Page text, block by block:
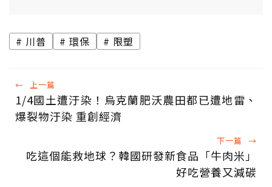
川普 環保 限塑
← 上一篇
1/4國土遭汙染！烏克蘭肥沃農田都已遭地雷、
爆裂物汙染 重創經濟
下一篇 →
吃這個能救地球？韓國研發新食品「牛肉米」
好吃營養又減碳